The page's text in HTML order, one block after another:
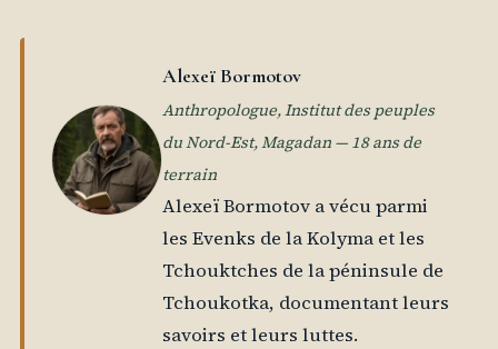
Alexeï Bormotov
Anthropologue, Institut des peuples
du Nord-Est, Magadan — 18 ans de
terrain
Alexeï Bormotov a vécu parmi
les Evenks de la Kolyma et les
Tchouktches de la péninsule de
Tchoukotka, documentant leurs
savoirs et leurs luttes.